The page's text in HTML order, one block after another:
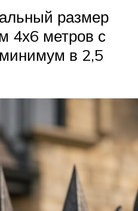
размер
4х6 метров с
в 2,5